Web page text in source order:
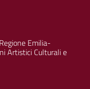
Emilia-
Artistici Culturali e